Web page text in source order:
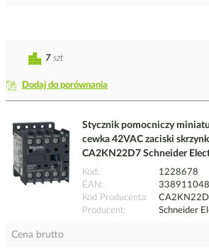
Dodaj do porównania
7 szt
Stycznik pomocniczy
cewka 42VAC zaciski
CA2KN22D7 Schneider
Kod
1228678
EAN
Kod Producenta
Producent
Schneider
Cena brutto